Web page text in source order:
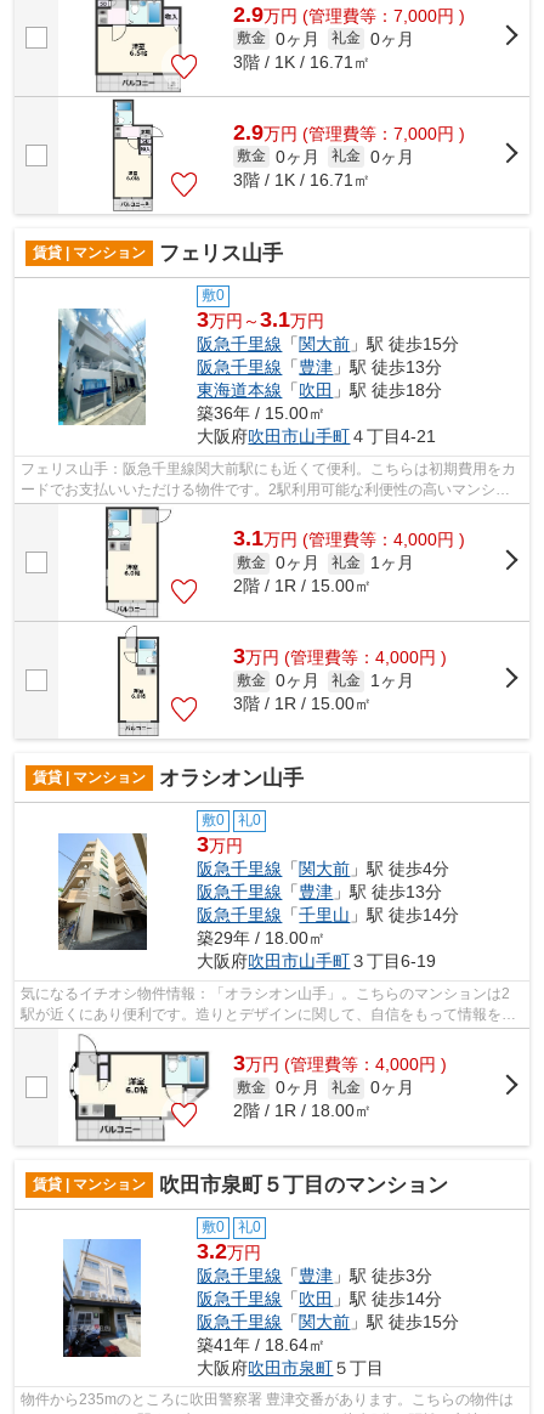
2.9万円 (管理費等：7,000円 )
敷金 0ヶ月 礼金 0ヶ月
3階 / 1K / 16.71㎡
2.9万円 (管理費等：7,000円 )
敷金 0ヶ月 礼金 0ヶ月
3階 / 1K / 16.71㎡
賃貸 | マンション フェリス山手
敷0
3万円～3.1万円
阪急千里線 「関大前 」駅 徒歩15分
阪急千里線 「豊津 」駅 徒歩13分
東海道本線 「吹田 」駅 徒歩18分
築36年 / 15.00㎡
大阪府吹田市山手町４丁目4-21
フェリス山手：阪急千里線関大前駅にも近くて便利。こちらは初期費用をカ
ードでお支払いいただける物件です。2駅利用可能な利便性の高いマンショ
ンです。鉄骨造の物件です。阪急千里線...
3.1万円 (管理費等：4,000円 )
敷金 0ヶ月 礼金
1ヶ月
2階 / 1R / 15.00㎡
3万円 (管理費等：4,000円 )
敷金 0ヶ月 礼金
1ヶ月
3階 / 1R / 15.00㎡
賃貸 | マンション オラシオン山手
敷0 礼0
3万円
阪急千里線 「関大前 」駅 徒歩4分
阪急千里線 「豊津 」駅 徒歩13分
阪急千里線 「千里山 」駅 徒歩14分
築29年 / 18.00㎡
大阪府吹田市山手町３丁目6-19
気になるイチオシ物件情報：「オラシオン山手」。こちらのマンションは2
駅が近くにあり便利です。造りとデザインに関して、自信をもって情報を提
供できるマンションです。共用部にはエ...
3万円 (管理費等：4,000円 )
敷金 0ヶ月 礼金 0ヶ月
2階 / 1R / 18.00㎡
賃貸 | マンション 吹田市泉町５丁目のマンション
敷0 礼0
3.2万円
阪急千里線 「豊津 」駅 徒歩3分
阪急千里線 「吹田 」駅 徒歩14分
阪急千里線 「関大前 」駅 徒歩15分
築41年 / 18.64㎡
大阪府吹田市泉町５丁目
物件から235mのところに吹田警察署 豊津交番があります。こちらの物件は